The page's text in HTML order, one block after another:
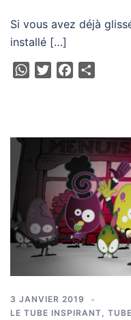
Si vous avez déjà
installé […]
WhatsApp
TwitterFacebook
3 JANVIER 2019
LE TUBE INSPIRANT,